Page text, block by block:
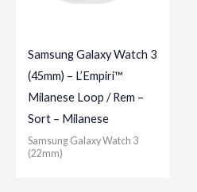
Samsung Galaxy Watch 3
(45mm) – L’Empiri™
Milanese Loop / Rem –
Sort – Milanese
Samsung Galaxy Watch 3
(22mm)